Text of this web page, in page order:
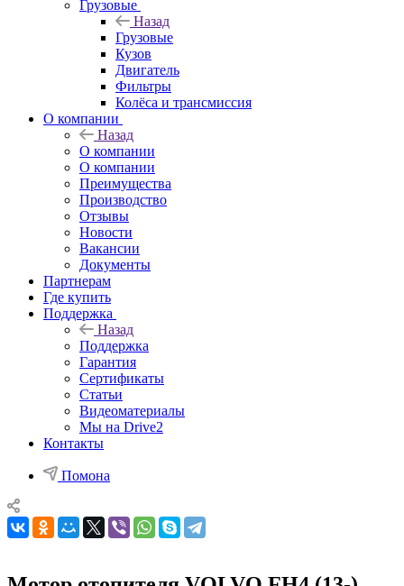
Грузовые
Назад
Грузовые
Кузов
Двигатель
Фильтры
Колёса и трансмиссия
О компании
Назад
О компании
О компании
Преимущества
Производство
Отзывы
Новости
Вакансии
Документы
Партнерам
Где купить
Поддержка
Назад
Поддержка
Гарантия
Сертификаты
Статьи
Видеоматериалы
Мы на Drive2
Контакты
Помона